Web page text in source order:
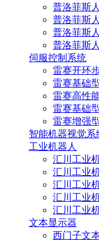
普洛菲斯
普洛菲斯
普洛菲斯
普洛菲斯
伺服控制系统
雷赛开环
雷赛基础
雷赛高性
雷赛基础
雷赛增强
智能机器视觉系
工业机器人
汇川工业
汇川工业
汇川工业
汇川工业
汇川工业
文本显示器
西门子文